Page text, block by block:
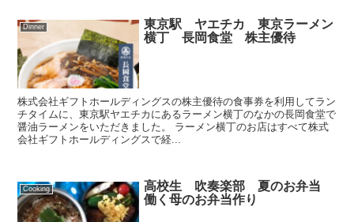
Dinner
東京駅 ヤエチカ 東京ラーメン
横丁 長岡食堂 株主優待
株式会社ギフトホールディングスの株主優待の食事券を利用してラン
チタイムに、東京駅ヤエチカにあるラーメン横丁のなかの長岡食堂で
醤油ラーメンをいただきました。 ラーメン横丁のお店はすべて株式
会社ギフトホールディングスで経...
Cooking
高校生 吹奏楽部 夏のお弁当
働く母のお弁当作り